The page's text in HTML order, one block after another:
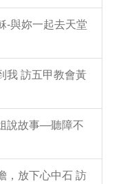
-與妳一起去天堂
我 訪五甲教會黃
說故事—聽障不
，放下心中石 訪